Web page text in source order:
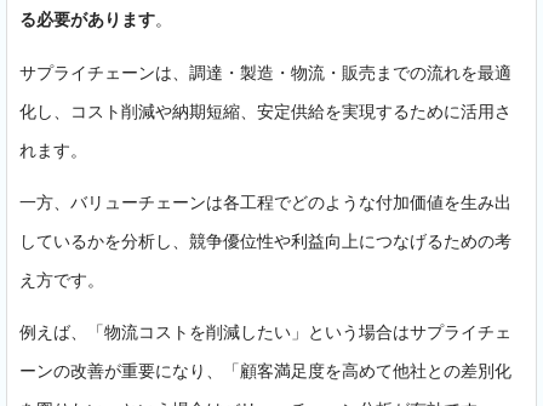
る必要があります。
サプライチェーンは、調達・製造・物流・販売までの流れを最適
化し、コスト削減や納期短縮、安定供給を実現するために活用さ
れます。
一方、バリューチェーンは各工程でどのような付加価値を生み出
しているかを分析し、競争優位性や利益向上につなげるための考
え方です。
例えば、「物流コストを削減したい」という場合はサプライチェ
ーンの改善が重要になり、「顧客満足度を高めて他社との差別化